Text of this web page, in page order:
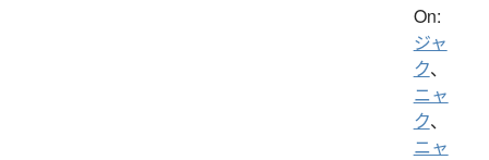
On:
ジャ
ク、
ニャ
ク、
ニャ